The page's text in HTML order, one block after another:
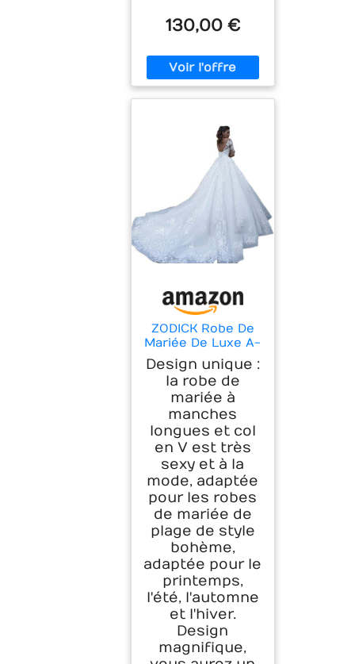
130,00 €
ZODICK Robe De
Mariée De Luxe A-
Ligne Blanc
Dentelle Appliques
À Manches
Longues Vintage
Élégant Robe De
Mariée
Personnalisé
Design unique :
la robe de
mariée à
manches
longues et col
en V est très
sexy et à la
mode, adaptée
pour les robes
de mariée de
plage de style
bohème,
adaptée pour le
printemps,
l'été, l'automne
et l'hiver.
Design
magnifique,